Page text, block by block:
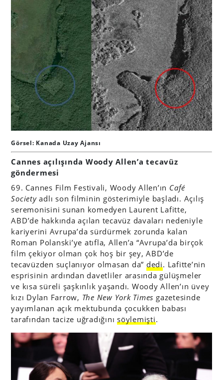
Görsel: Kanada Uzay Ajansı
Cannes açılışında Woody Allen’a tecavüz
göndermesi
69. Cannes Film Festivali, Woody Allen’ın Café
Societyadlı son filminin gösterimiyle başladı. Açılış
seremonisini sunan komedyen Laurent Lafitte,
ABD’de hakkında açılan tecavüz davaları nedeniyle
kariyerini Avrupa’da sürdürmek zorunda kalan
Roman Polanski’ye atıfla, Allen’a “Avrupa’da birçok
film çekiyor olman çok hoş bir şey, ABD’de
tecavüzden suçlanıyor olmasan da” dedi. Lafitte’nin
esprisinin ardından davetliler arasında gülüşmeler
ve kısa süreli şaşkınlık yaşandı. Woody Allen’ın üvey
kızı Dylan Farrow, The New York Times gazetesinde
yayımlanan açık mektubunda çocukken babası
tarafından tacize uğradığınısöylemişti.